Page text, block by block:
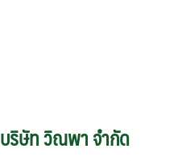
บริษัท วิณพา จำกัด